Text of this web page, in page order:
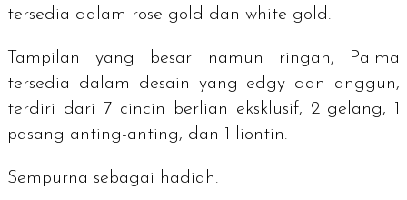
tersedia dalam rose gold dan white gold.
Tampilan yang besar namun ringan, Palma
tersedia dalam desain yang edgy dan anggun,
terdiri dari 7 cincin berlian eksklusif, 2 gelang, 1
pasang anting-anting, dan 1 liontin.
Sempurna sebagai hadiah.